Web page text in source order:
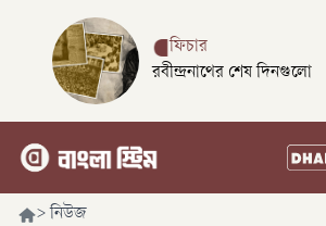
ফিচার
রবীন্দ্রনাথের শেষ দিনগুলো
> নিউজ